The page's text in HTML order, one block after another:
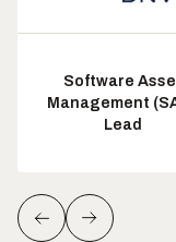
Software
Management
Lead